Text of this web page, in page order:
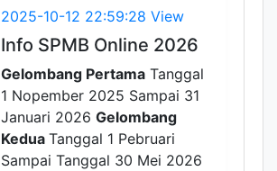
2025-10-12 22:59:28 View
Info SPMB Online 2026
Gelombang Pertama Tanggal
1 Nopember 2025 Sampai 31
Januari 2026 Gelombang
Kedua Tanggal 1 Pebruari
Sampai Tanggal 30 Mei 2026